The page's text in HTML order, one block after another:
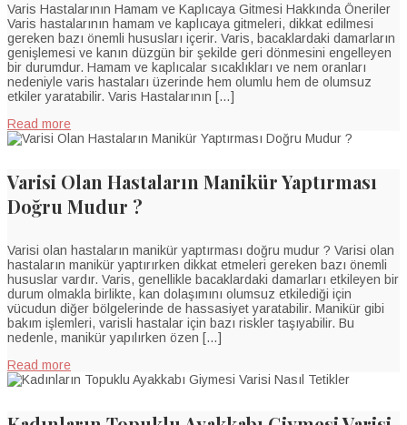
Varis Hastalarının Hamam ve Kaplıcaya Gitmesi Hakkında Öneriler
Varis hastalarının hamam ve kaplıcaya gitmeleri, dikkat edilmesi
gereken bazı önemli hususları içerir. Varis, bacaklardaki damarların
genişlemesi ve kanın düzgün bir şekilde geri dönmesini engelleyen
bir durumdur. Hamam ve kaplıcalar sıcaklıkları ve nem oranları
nedeniyle varis hastaları üzerinde hem olumlu hem de olumsuz
etkiler yaratabilir. Varis Hastalarının […]
Read more
Varisi Olan Hastaların Manikür Yaptırması
Doğru Mudur ?
Varisi olan hastaların manikür yaptırması doğru mudur ? Varisi olan
hastaların manikür yaptırırken dikkat etmeleri gereken bazı önemli
hususlar vardır. Varis, genellikle bacaklardaki damarları etkileyen bir
durum olmakla birlikte, kan dolaşımını olumsuz etkilediği için
vücudun diğer bölgelerinde de hassasiyet yaratabilir. Manikür gibi
bakım işlemleri, varisli hastalar için bazı riskler taşıyabilir. Bu
nedenle, manikür yapılırken özen […]
Read more